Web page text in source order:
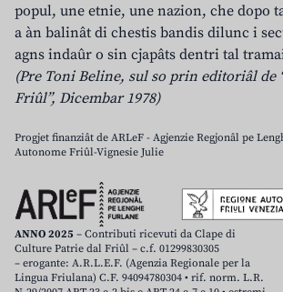
popul, une etnie, une nazion, che dopo
a àn balinât di chestis bandis dilunc i
agns indaûr o sin cjapâts dentri tal
(Pre Toni Beline, sul so prin editoriâl de
Friûl”, Dicembar 1978)
Progjet finanziât de ARLeF - Agjenzie Regjonâl pe
Autonome Friûl-Vignesie Julie
ANNO 2025 – Contributi ricevuti da Clape di
Culture Patrie dal Friûl – c.f. 01299830305
– erogante: A.R.L.E.F. (Agenzia Regionale per la
Lingua Friulana) C.F. 94094780304 • rif. norm. L.R.